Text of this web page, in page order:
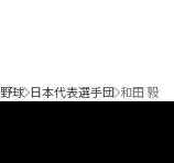
野球 日本代表選手団 和田 毅